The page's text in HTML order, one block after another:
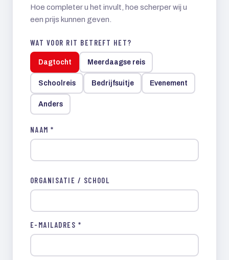
Hoe completer u het invult, hoe scherper wij u
een prijs kunnen geven.
WAT VOOR RIT BETREFT HET?
Dagtocht Meerdaagse reis
Schoolreis Bedrijfsuitje Evenement
Anders
NAAM *
ORGANISATIE / SCHOOL
E-MAILADRES *